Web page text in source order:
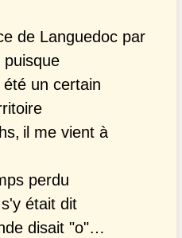
de Languedoc par
un certain
il me vient à
perdu
était dit
disait "o"…